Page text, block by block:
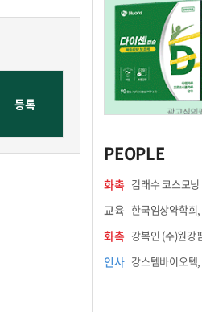
PEOPLE
화촉 김래수 코스모
교육
화촉 강복인 (주)원강
인사